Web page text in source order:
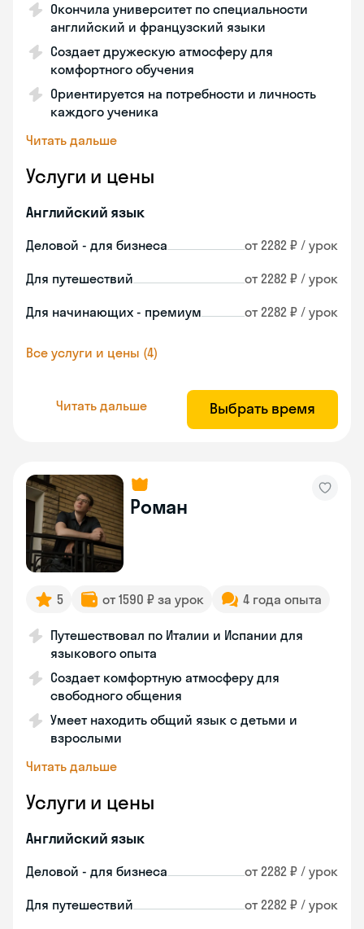
Окончила университет по специальности
английский и французский языки
Создает дружескую атмосферу для
комфортного обучения
Ориентируется на потребности и личность
каждого ученика
Читать дальше
Услуги и цены
Английский язык
Деловой - для бизнеса от 2282 ₽ / урок
Для путешествий от 2282 ₽ / урок
Для начинающих - премиум от 2282 ₽ / урок
Все услуги и цены (4)
Читать дальше Выбрать время
Роман
5 от 1590 ₽ за урок 4 года опыта
Путешествовал по Италии и Испании для
языкового опыта
Создает комфортную атмосферу для
свободного общения
Умеет находить общий язык с детьми и
взрослыми
Читать дальше
Услуги и цены
Английский язык
Деловой - для бизнеса от 2282 ₽ / урок
Для путешествий от 2282 ₽ / урок